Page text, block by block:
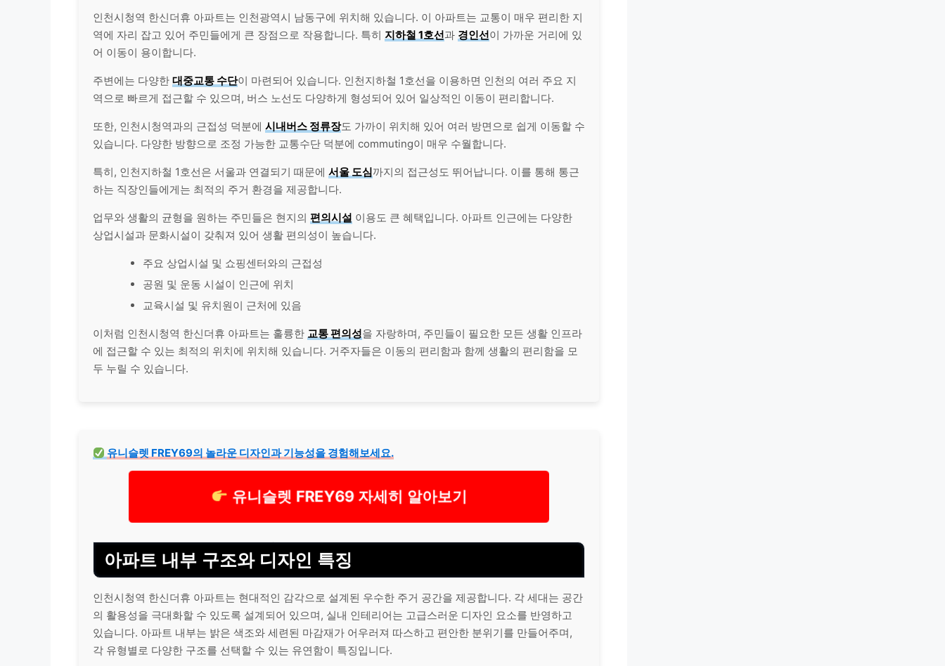
인천시청역 한신더휴 아파트는 인천광역시 남동구에 위치해 있습니다. 이 아파트는 교통이 매우 편리한 지
역에 자리 잡고 있어 주민들에게 큰 장점으로 작용합니다. 특히 지하철 1호선과 경인선이 가까운 거리에 있
어 이동이 용이합니다.
주변에는 다양한 대중교통 수단이 마련되어 있습니다. 인천지하철 1호선을 이용하면 인천의 여러 주요 지
역으로 빠르게 접근할 수 있으며, 버스 노선도 다양하게 형성되어 있어 일상적인 이동이 편리합니다.
또한, 인천시청역과의 근접성 덕분에 시내버스 정류장도 가까이 위치해 있어 여러 방면으로 쉽게 이동할 수
있습니다. 다양한 방향으로 조정 가능한 교통수단 덕분에 commuting이 매우 수월합니다.
특히, 인천지하철 1호선은 서울과 연결되기 때문에 서울 도심까지의 접근성도 뛰어납니다. 이를 통해 통근
하는 직장인들에게는 최적의 주거 환경을 제공합니다.
업무와 생활의 균형을 원하는 주민들은 현지의 편의시설 이용도 큰 혜택입니다. 아파트 인근에는 다양한
상업시설과 문화시설이 갖춰져 있어 생활 편의성이 높습니다.
주요 상업시설 및 쇼핑센터와의 근접성
공원 및 운동 시설이 인근에 위치
교육시설 및 유치원이 근처에 있음
이처럼 인천시청역 한신더휴 아파트는 훌륭한 교통 편의성을 자랑하며, 주민들이 필요한 모든 생활 인프라
에 접근할 수 있는 최적의 위치에 위치해 있습니다. 거주자들은 이동의 편리함과 함께 생활의 편리함을 모
두 누릴 수 있습니다.
유니슬렛 FREY69의 놀라운 디자인과 기능성을 경험해보세요.
유니슬렛 FREY69 자세히 알아보기
아파트 내부 구조와 디자인 특징
인천시청역 한신더휴 아파트는 현대적인 감각으로 설계된 우수한 주거 공간을 제공합니다. 각 세대는 공간
의 활용성을 극대화할 수 있도록 설계되어 있으며, 실내 인테리어는 고급스러운 디자인 요소를 반영하고
있습니다. 아파트 내부는 밝은 색조와 세련된 마감재가 어우러져 따스하고 편안한 분위기를 만들어주며,
각 유형별로 다양한 구조를 선택할 수 있는 유연함이 특징입니다.